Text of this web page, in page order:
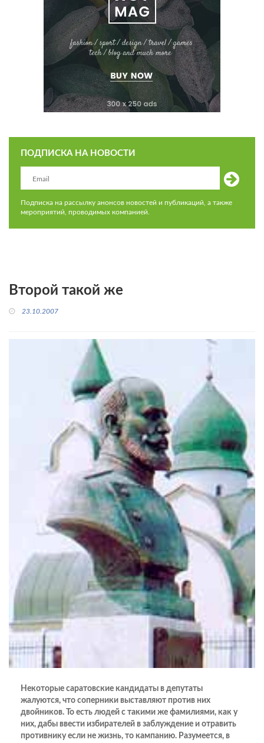
ПОДПИСКА НА НОВОСТИ
Подписка на рассылку анонсов новостей и публикаций, а также
мероприятий, проводимых компанией.
Второй такой же
23.10.2007
Некоторые саратовские кандидаты в депутаты
жалуются, что соперники выставляют против них
двойников. То есть людей с такими же фамилиями, как у
них, дабы ввести избирателей в заблуждение и отравить
противнику если не жизнь, то кампанию. Разумеется, в